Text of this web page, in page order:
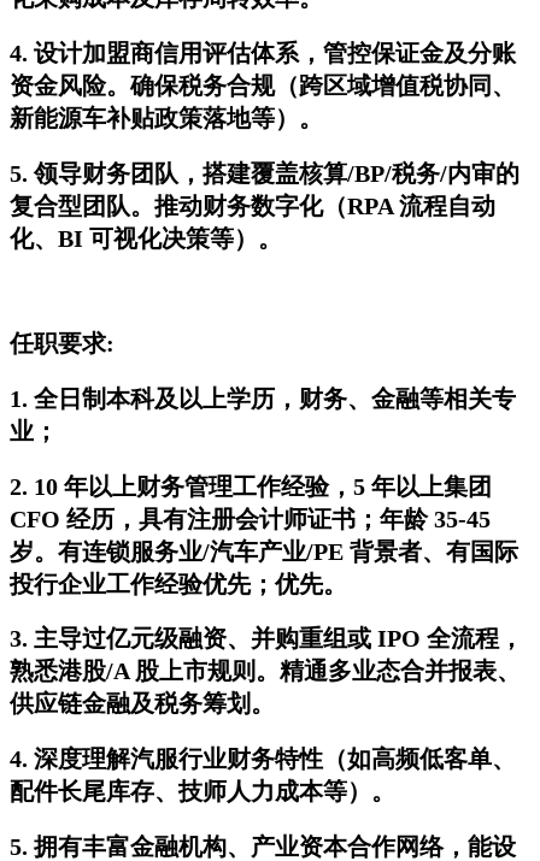
4. 设计加盟商信用评估体系，管控保证金及分账
资金风险。确保税务合规（跨区域增值税协同、
新能源车补贴政策落地等）。
5. 领导财务团队，搭建覆盖核算/BP/税务/内审的
复合型团队。推动财务数字化（RPA 流程自动
化、BI 可视化决策等）。
任职要求:
1. 全日制本科及以上学历，财务、金融等相关专
业；
2. 10 年以上财务管理工作经验，5 年以上集团
CFO 经历，具有注册会计师证书；年龄 35-45
岁。有连锁服务业/汽车产业/PE 背景者、有国际
投行企业工作经验优先；优先。
3. 主导过亿元级融资、并购重组或 IPO 全流程，
熟悉港股/A 股上市规则。精通多业态合并报表、
供应链金融及税务筹划。
4. 深度理解汽服行业财务特性（如高频低客单、
配件长尾库存、技师人力成本等）。
5. 拥有丰富金融机构、产业资本合作网络，能设